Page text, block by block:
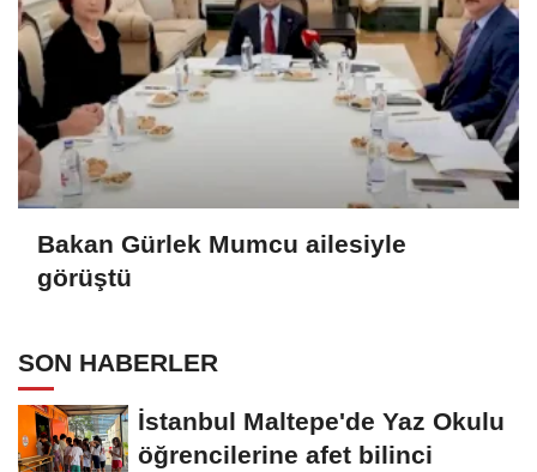
Bakan Gürlek Mumcu ailesiyle
görüştü
SON HABERLER
İstanbul Maltepe'de Yaz Okulu
öğrencilerine afet bilinci